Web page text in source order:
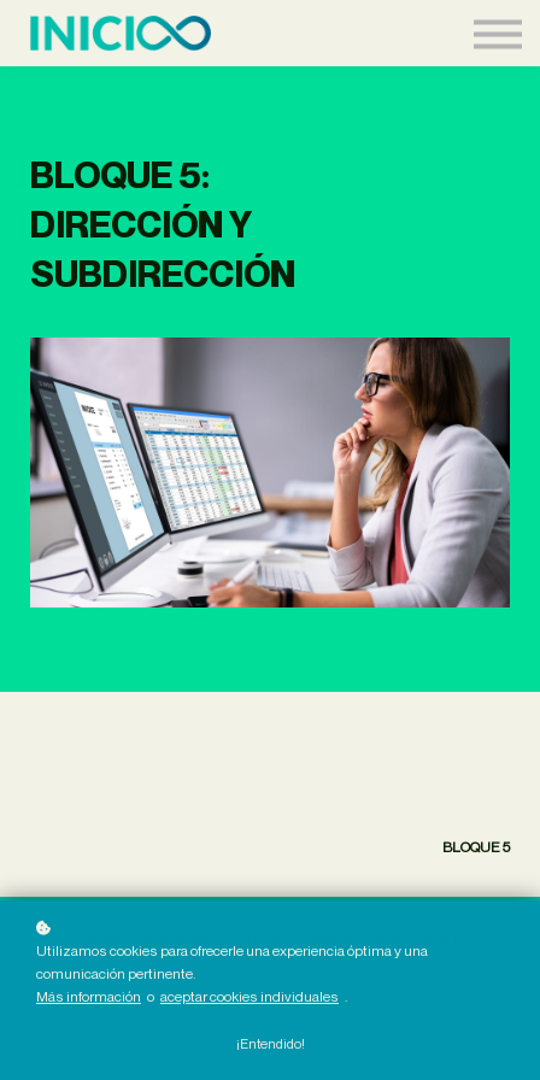
BLOQUE 5:
DIRECCIÓN Y
SUBDIRECCIÓN
BLOQUE 5
Utilizamos cookies para ofrecerle una experiencia óptima y una
comunicación pertinente.
Más información o aceptar cookies individuales .
¡Entendido!